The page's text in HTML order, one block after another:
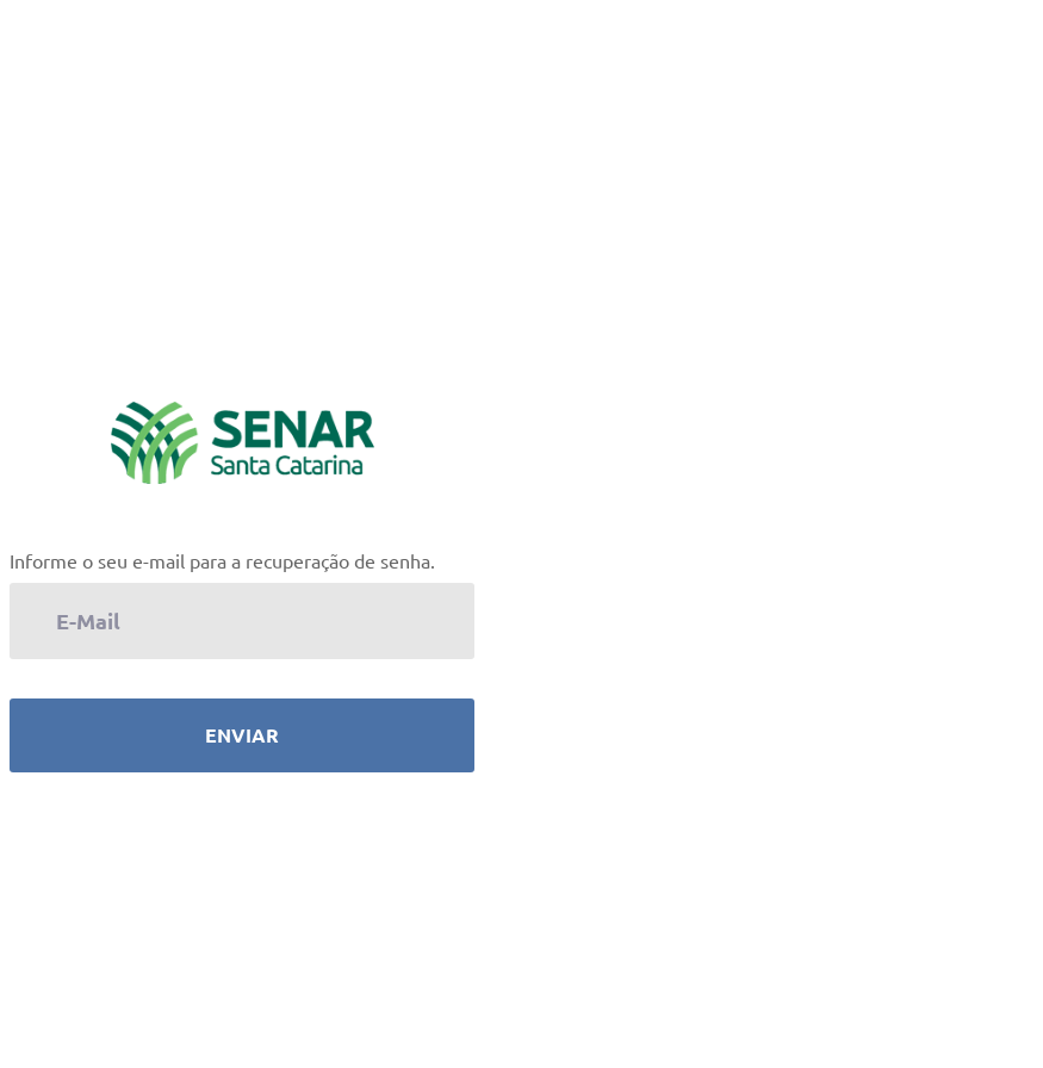
Informe o seu e-mail para a recuperação de senha.
ENVIAR